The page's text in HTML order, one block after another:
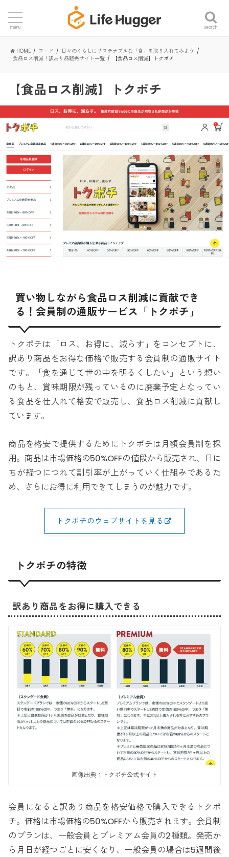
search
menu
HOME フード
日々のくらしにサステナブルな「食」を取り入れてみよう
食品ロス削減！訳あり品販売サイト一覧
【食品ロス削減】トクポチ
【食品ロス削減】トクポチ
買い物しながら食品ロス削減に貢献でき
る！会員制の通販サービス「トクポチ」
トクポチは「ロス、お得に、減らす」をコンセプトに、
訳あり商品をお得な価格で販売する会員制の通販サイト
です。「食を通じて世の中を明るくしたい」という想い
のもと、賞味期限が残っているのに廃棄予定となってい
る食品を仕入れて格安で販売し、食品ロス削減に貢献し
ています。
商品を格安で提供するためにトクポチは月額会員制を採
用。商品は市場価格の50%OFFの値段から販売され、日に
ちが経つにつれて割引率が上がっていく仕組みであるた
め、さらにお得に利用できてしまうのが魅力です。
トクポチのウェブサイトを見る
トクポチの特徴
訳あり商品をお得に購入できる
画像出典：トクポチ公式サイト
会員になると訳あり商品を格安価格で購入できるトクポ
チ。価格は市場価格の50%OFFから販売されます。会員制
のプランは、一般会員とプレミアム会員の2種類。発売か
ら月日が経つごとに安くなり、一般会員の場合は5週間後